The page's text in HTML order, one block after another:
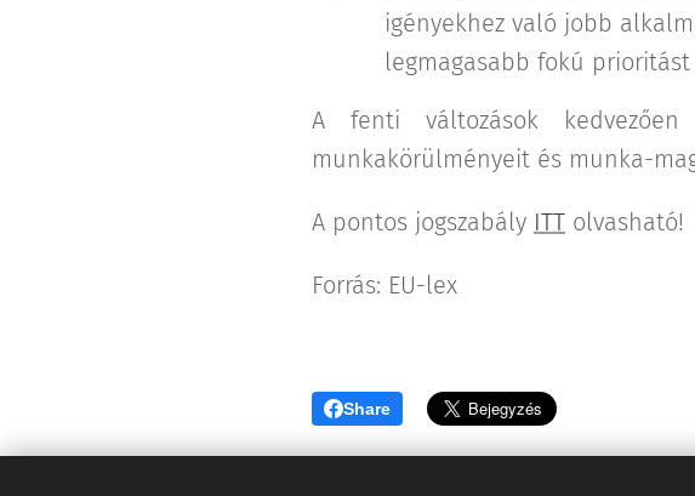
igényekhez való jobb
legmagasabb fokú prioritást
A fenti változások
munkakörülményeit és munka-
A pontos jogszabály ITT olvasható!
Forrás: EU-lex
Share